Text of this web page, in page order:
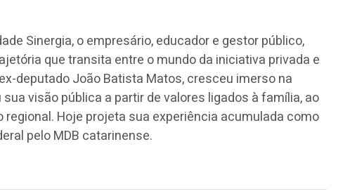
Sinergia, o empresário, educador e gestor público,
que transita entre o mundo da iniciativa privada e
deputado João Batista Matos, cresceu imerso na
visão pública a partir de valores ligados à família, ao
regional. Hoje projeta sua experiência acumulada como
pelo MDB catarinense.